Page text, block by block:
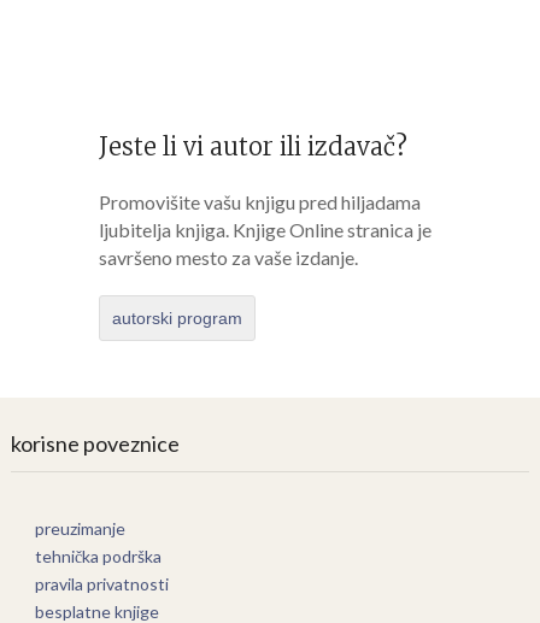
Jeste li vi autor ili izdavač?
Promovišite vašu knjigu pred hiljadama
ljubitelja knjiga. Knjige Online stranica je
savršeno mesto za vaše izdanje.
autorski program
korisne poveznice
preuzimanje
tehnička podrška
pravila privatnosti
besplatne knjige